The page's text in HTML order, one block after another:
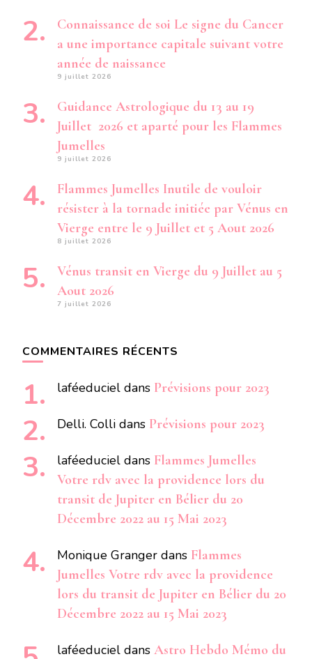
Connaissance de soi Le signe du Cancer
a une importance capitale suivant votre
année de naissance
9 juillet 2026
Guidance Astrologique du 13 au 19
Juillet 2026 et aparté pour les Flammes
Jumelles
9 juillet 2026
Flammes Jumelles Inutile de vouloir
résister à la tornade initiée par Vénus en
Vierge entre le 9 Juillet et 5 Aout 2026
8 juillet 2026
Vénus transit en Vierge du 9 Juillet au 5
Aout 2026
7 juillet 2026
COMMENTAIRES RÉCENTS
laféeduciel dans Prévisions pour 2023
Delli. Colli dans Prévisions pour 2023
laféeduciel dans Flammes Jumelles
Votre rdv avec la providence lors du
transit de Jupiter en Bélier du 20
Décembre 2022 au 15 Mai 2023
Monique Granger dans Flammes
Jumelles Votre rdv avec la providence
lors du transit de Jupiter en Bélier du 20
Décembre 2022 au 15 Mai 2023
laféeduciel dans Astro Hebdo Mémo du